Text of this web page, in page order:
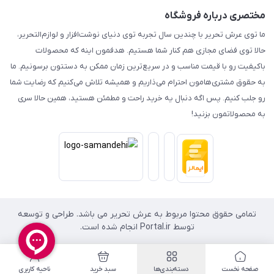
مختصری درباره فروشگاه
ما توی عرش تحریر با چندین سال تجربه توی دنیای نوشت‌افزار و لوازم‌التحریر،
حالا توی فضای مجازی هم کنار شما هستیم. هدفمون اینه که محصولات
باکیفیت رو با قیمت مناسب و در سریع‌ترین زمان ممکن به دستتون برسونیم. ما
به حقوق مشتری‌هامون احترام می‌ذاریم و همیشه تلاش می‌کنیم که رضایت شما
رو جلب کنیم. پس اگه دنبال یه خرید راحت و مطمئن هستید، همین حالا سری
به محصولاتمون بزنید!
تمامی حقوق محتوا مربوط به عرش تحریر می باشد. طراحی و توسعه
توسط Portal.ir انجام شده است.
صفحه نخست دسته‌بندی‌ها سبد خرید ناحیه کاربری